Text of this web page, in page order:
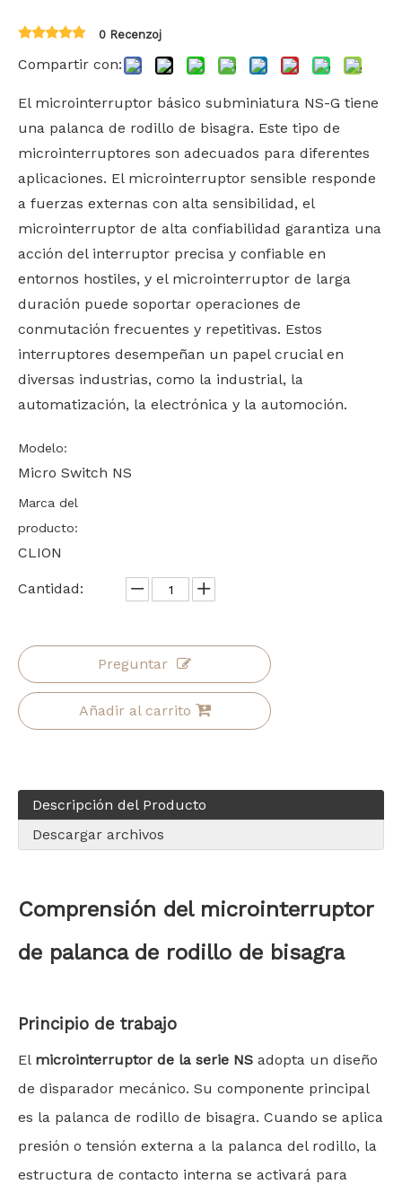
0 Recenzoj
Compartir con:
El microinterruptor básico subminiatura NS-G tiene
una palanca de rodillo de bisagra. Este tipo de
microinterruptores son adecuados para diferentes
aplicaciones. El microinterruptor sensible responde
a fuerzas externas con alta sensibilidad, el
microinterruptor de alta confiabilidad garantiza una
acción del interruptor precisa y confiable en
entornos hostiles, y el microinterruptor de larga
duración puede soportar operaciones de
conmutación frecuentes y repetitivas. Estos
interruptores desempeñan un papel crucial en
diversas industrias, como la industrial, la
automatización, la electrónica y la automoción.
Modelo:
Micro Switch NS
Marca del
producto:
CLION
Cantidad:
Preguntar
Añadir al carrito
Descripción del Producto
Descargar archivos
Comprensión del microinterruptor
de palanca de rodillo de bisagra
Principio de trabajo
El microinterruptor de la serie NS adopta un diseño
de disparador mecánico. Su componente principal
es la palanca de rodillo de bisagra. Cuando se aplica
presión o tensión externa a la palanca del rodillo, la
estructura de contacto interna se activará para